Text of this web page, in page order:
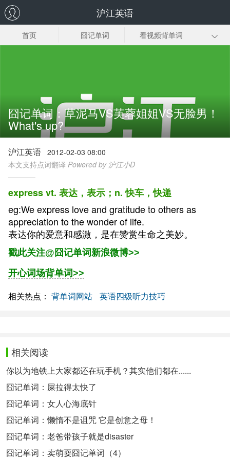
沪江英语
首页 囧记单词 看视频背单词
囧记单词：草泥马VS芙蓉姐姐VS无脸男！
What's up?
沪江英语 2012-02-03 08:00
本文支持点词翻译 Powered by 沪江小D
express vt. 表达，表示；n. 快车，快递
eg:We express love and gratitude to others as
appreciation to the wonder of life.
表达你的爱意和感激，是在赞赏生命之美妙。
戳此关注@囧记单词新浪微博>>
开心词场背单词>>
相关热点： 背单词网站 英语四级听力技巧
相关阅读
你以为地铁上大家都还在玩手机？其实他们都在......
囧记单词：屎拉得太快了
囧记单词：女人心海底针
囧记单词：懒惰不是诅咒 它是创意之母！
囧记单词：老爸带孩子就是disaster
囧记单词：卖萌耍囧记单词（4）